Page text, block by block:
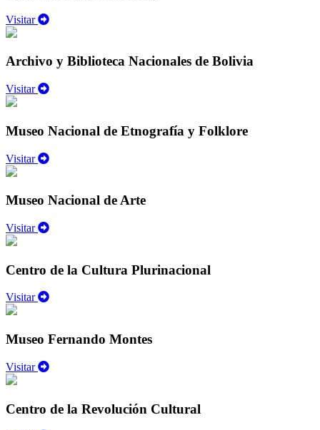
Visitar
Archivo y Biblioteca Nacionales de Bolivia
Visitar
Museo Nacional de Etnografía y Folklore
Visitar
Museo Nacional de Arte
Visitar
Centro de la Cultura Plurinacional
Visitar
Museo Fernando Montes
Visitar
Centro de la Revolución Cultural